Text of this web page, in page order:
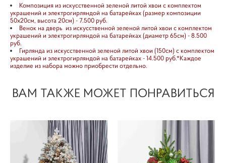
Композиция из искусственной зеленой литой хвои с комплектом
украшений и электрогирляндой на батарейках (размер композиции
50х20см, высота 20см) - 7.500 руб.
Венок на дверь из искусственной зеленой литой хвои с комплектом
украшений и электрогирляндой на батарейках (диаметр 65см) - 8.500
руб.
Гирлянда из искусственной зеленой литой хвои (150см) с комплектом
украшений и электрогирляндой на батарейках - 14.500 руб.*Каждое
изделие из набора можно приобрести отдельно.
ВАМ ТАКЖЕ МОЖЕТ ПОНРАВИТЬСЯ